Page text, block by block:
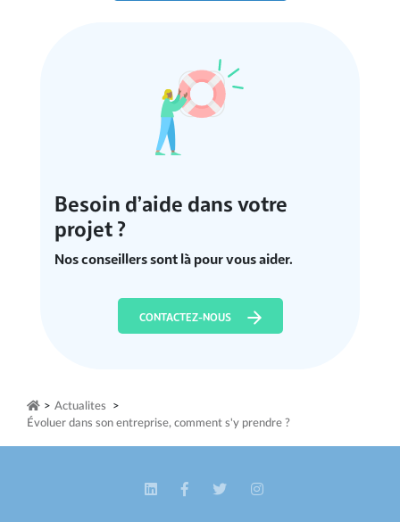
Besoin d’aide dans votre
projet ?
Nos conseillers sont là pour vous aider.
CONTACTEZ-NOUS
> Actualites
>
Évoluer dans son entreprise, comment s'y prendre ?